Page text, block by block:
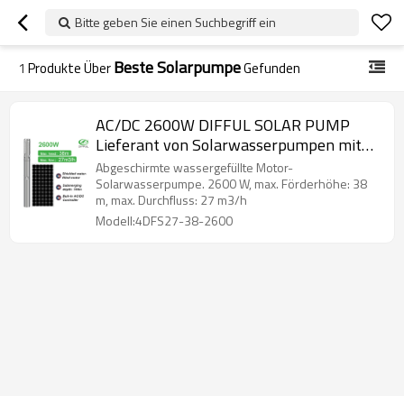
Bitte geben Sie einen Suchbegriff ein
1 Produkte ÜberBeste SolarpumpeGefunden
AC/DC 2600W DIFFUL SOLAR PUMP
Lieferant von Solarwasserpumpen mit
abgeschirmtem Motor und Wasser für
die Bewässerung
Abgeschirmte wassergefüllte Motor-
Solarwasserpumpe. 2600 W, max. Förderhöhe: 38
m, max. Durchfluss: 27 m3/h
Modell:4DFS27-38-2600